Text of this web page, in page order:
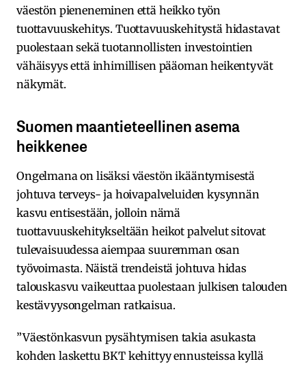
väestön pieneneminen että heikko työn
tuottavuuskehitys. Tuottavuuskehitystä hidastavat
puolestaan sekä tuotannollisten investointien
vähäisyys että inhimillisen pääoman heikentyvät
näkymät.
Suomen maantieteellinen asema
heikkenee
Ongelmana on lisäksi väestön ikääntymisestä
johtuva terveys- ja hoivapalveluiden kysynnän
kasvu entisestään, jolloin nämä
tuottavuuskehitykseltään heikot palvelut sitovat
tulevaisuudessa aiempaa suuremman osan
työvoimasta. Näistä trendeistä johtuva hidas
talouskasvu vaikeuttaa puolestaan julkisen talouden
kestävyysongelman ratkaisua.
”Väestönkasvun pysähtymisen takia asukasta
kohden laskettu BKT kehittyy ennusteissa kyllä